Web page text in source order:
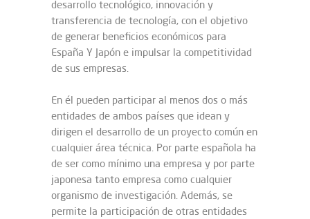
desarrollo tecnológico, innovación y
transferencia de tecnología, con el objetivo
de generar beneficios económicos para
España Y Japón e impulsar la competitividad
de sus empresas.
En él pueden participar al menos dos o más
entidades de ambos países que idean y
dirigen el desarrollo de un proyecto común en
cualquier área técnica. Por parte española ha
de ser como mínimo una empresa y por parte
japonesa tanto empresa como cualquier
organismo de investigación. Además, se
permite la participación de otras entidades